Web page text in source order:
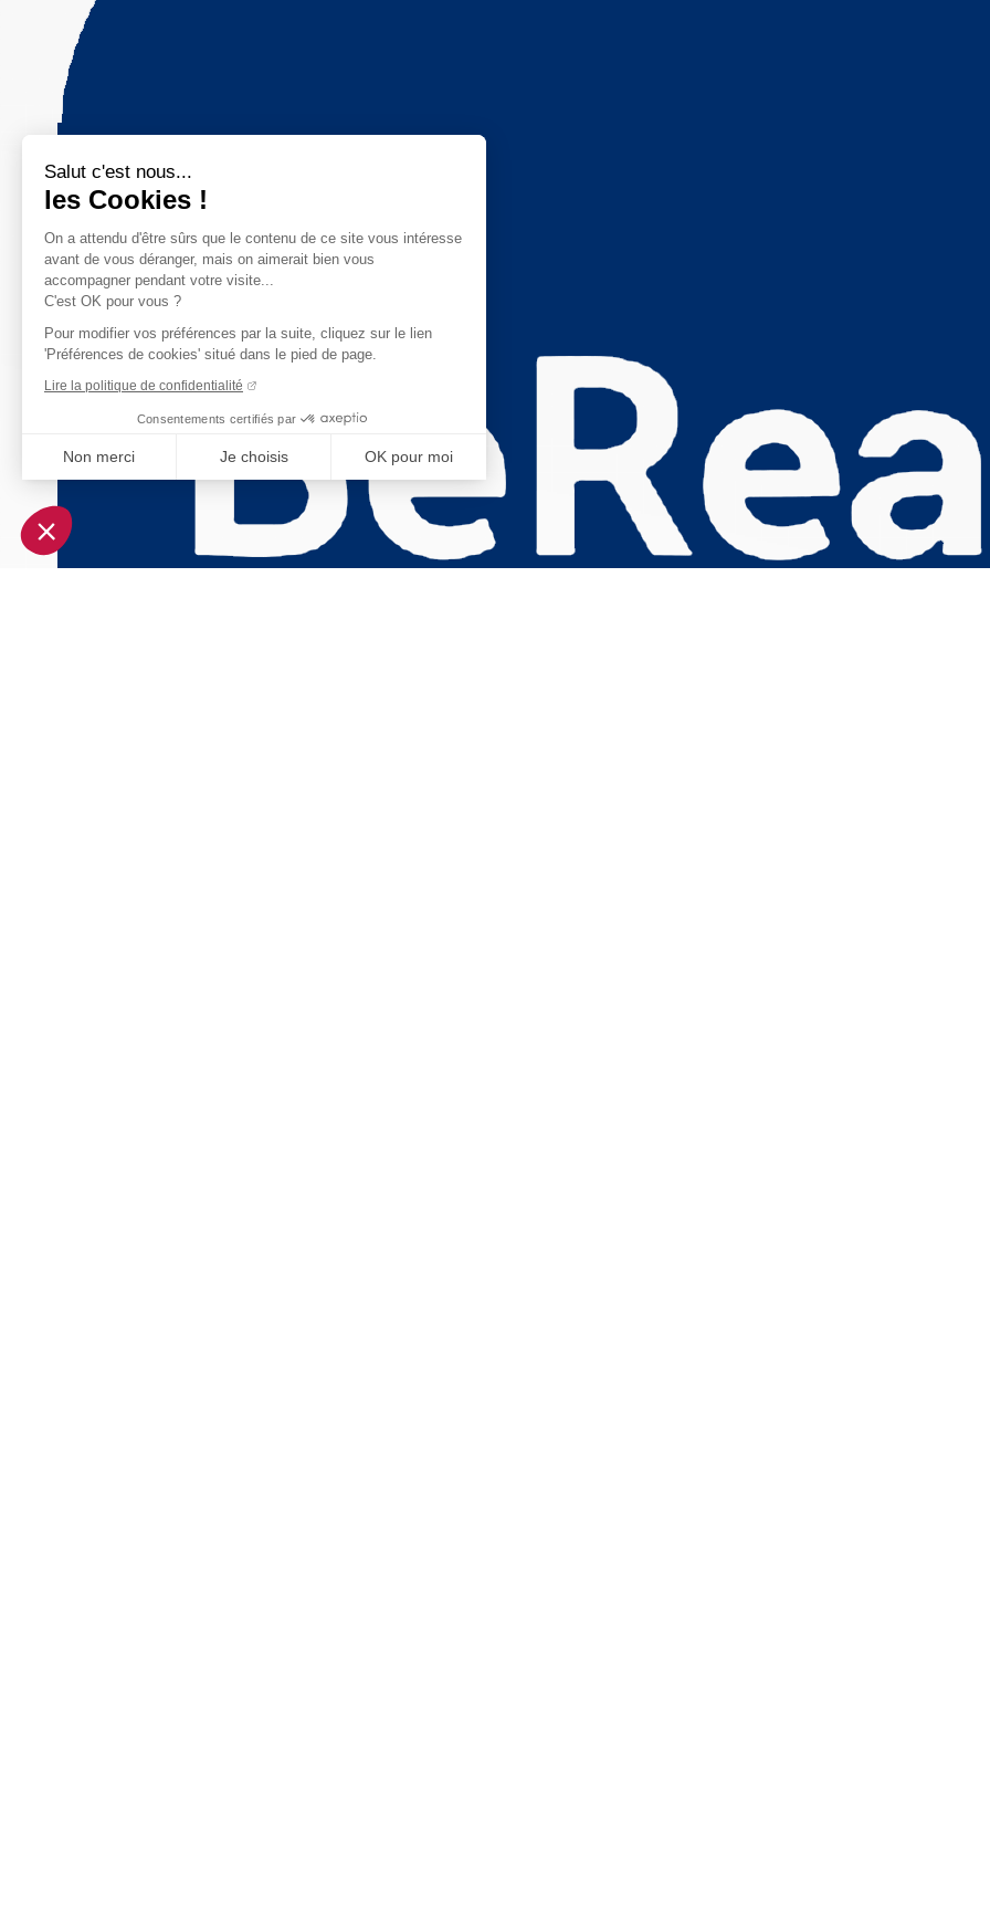
Salut c'est nous...
les Cookies !
On a attendu d'être sûrs que le contenu de ce site vous intéresse
avant de vous déranger, mais on aimerait bien vous
accompagner pendant votre visite...
C'est OK pour vous ?
Pour modifier vos préférences par la suite, cliquez sur le lien
'Préférences de cookies' situé dans le pied de page.
Lire la politique de confidentialité
Consentements certifiés par
Non merci Je choisis OK pour moi
Plateforme de Gestion du Consentement : Personnalisez vos Options
Notre plateforme vous permet d'adapter et de gérer vos paramètres de confidentialité, en garantissant la conformité avec